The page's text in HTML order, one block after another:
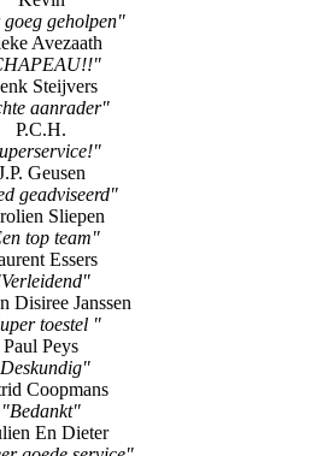
van de bovenste plank"
Verkoulen
Kevin
goeg geholpen"
Avezaath
Steijvers
aanrader"
P.C.H.
Geusen
geadviseerd"
Sliepen
top team"
Essers
Disiree Janssen
toestel "
Paul Peys